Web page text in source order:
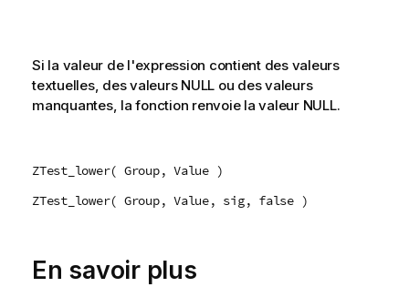
Si la valeur de l'expression contient des valeurs
textuelles, des valeurs NULL ou des valeurs
manquantes, la fonction renvoie la valeur NULL.
ZTest_lower( Group, Value )
ZTest_lower( Group, Value, sig, false )
En savoir plus